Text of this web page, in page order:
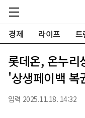
경제 라이프 트
롯데온, 온누리
'상생페이백 복
입력 2025.11.18. 14:32